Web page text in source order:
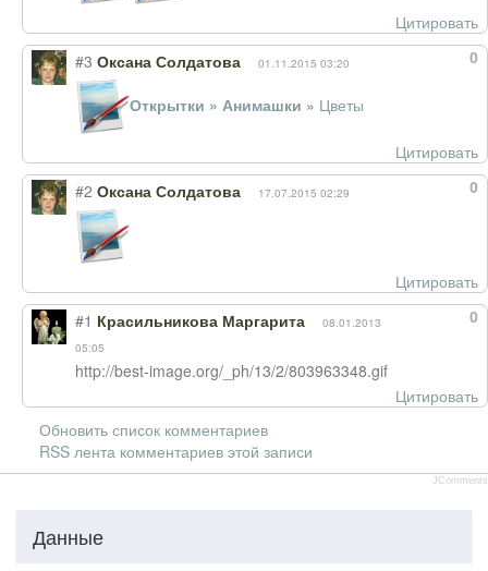
Цитировать
0
#3 Оксана Солдатова 01.11.2015 03:20
Открытки » Анимашки » Цветы
Цитировать
0
#2 Оксана Солдатова 17.07.2015 02:29
Цитировать
0
#1 Красильникова Маргарита
08.01.2013
05:05
http://best-image.org/_ph/13/2/803963348.gif
Цитировать
Обновить список комментариев
RSS лента комментариев этой записи
JComments
Данные